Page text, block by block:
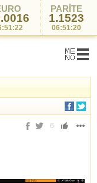
PARİTE
1.1523
06:51:20
6